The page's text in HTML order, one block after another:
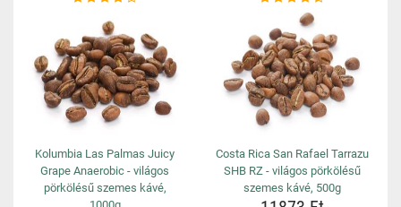
Kolumbia Las Palmas Juicy
Grape Anaerobic - világos
pörkölésű szemes kávé,
Costa Rica San Rafael Tarrazu
SHB RZ - világos pörkölésű
szemes kávé, 500g